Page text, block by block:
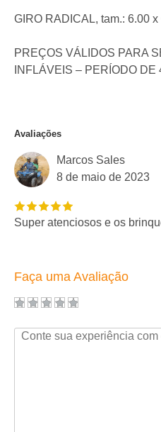
GIRO RADICAL, tam.: 6.00
PREÇOS VÁLIDOS PARA
INFLÁVEIS – PERÍODO DE
Avaliações
Marcos Sales
8 de maio de 2023
Super atenciosos e os
Faça uma Avaliação